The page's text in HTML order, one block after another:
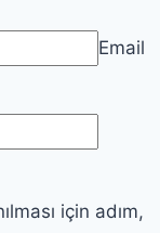
Email
için adım,